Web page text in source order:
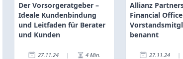
Der Vorsorgeratgeber –
Ideale Kundenbindung
und Leitfaden für Berater
und Kunden
27.11.24 | 4 Min.
Allianz
Financial
benannt
27.11.24 |